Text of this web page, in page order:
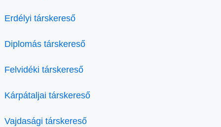
Erdélyi társkereső
Diplomás társkereső
Felvidéki társkereső
Kárpátaljai társkereső
Vajdasági társkereső